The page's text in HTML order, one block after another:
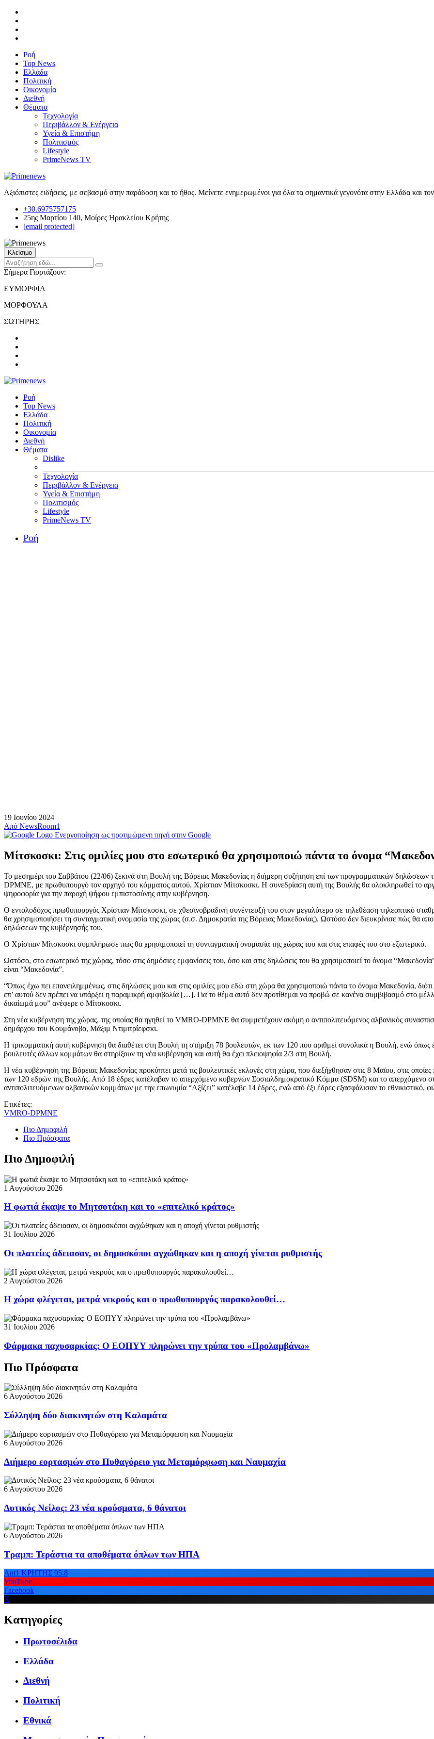
Ροή
Top News
Ελλάδα
Πολιτική
Οικονομία
Διεθνή
Θέματα
Τεχνολογία
Περιβάλλον & Ενέργεια
Υγεία & Επιστήμη
Πολιτισμός
Lifestyle
PrimeNews TV
Αξιόπιστες ειδήσεις, με σεβασμό στην παράδοση και το ήθος. Μείνετε ενημερωμένοι για όλα τα σημαντικά γεγονότα στην Ελλάδα και
+30.6975757175
25ης Μαρτίου 140, Μοίρες Ηρακλείου Κρήτης
[email protected]
Κλείσιμο
Σήμερα Γιορτάζουν:
ΕΥΜΟΡΦΙΑ
ΜΟΡΦΟΥΛΑ
ΣΩΤΗΡΗΣ
Ροή
Top News
Ελλάδα
Πολιτική
Οικονομία
Διεθνή
Θέματα
Dislike
Τεχνολογία
Περιβάλλον & Ενέργεια
Υγεία & Επιστήμη
Πολιτισμός
Lifestyle
PrimeNews TV
Ροή
19 Ιουνίου 2024
Από NewsRoom1
Ενεργοποίηση ως προτιμώμενη πηγή στην Google
Μίτσκοσκι: Στις ομιλίες μου στο εσωτερικό θα χρησιμοποιώ πάντα το όνομα
Το μεσημέρι του Σαββάτου (22/06) ξεκινά στη Βουλή της Βόρειας Μακεδονίας η διήμερη συζήτηση επί των προγραμματικών δηλώσεων
DPMNE, με πρωθυπουργό τον αρχηγό του κόμματος αυτού, Χρίστιαν Μίτσκοσκι. Η συνεδρίαση αυτή της Βουλής θα ολοκληρωθεί το
ψηφοφορία για την παροχή ψήφου εμπιστοσύνης στην κυβέρνηση.
Ο εντολοδόχος πρωθυπουργός Χρίστιαν Μίτσκοσκι, σε χθεσινοβραδινή συνέντευξή του στον μεγαλύτερο σε τηλεθέαση τηλεοπτικό
θα χρησιμοποιήσει τη συνταγματική ονομασία της χώρας (σ.σ. Δημοκρατία της Βόρειας Μακεδονίας). Ωστόσο δεν διευκρίνισε πώς θα
δηλώσεων της κυβέρνησής του.
Ο Χρίστιαν Μίτσκοσκι συμπλήρωσε πως θα χρησιμοποιεί τη συνταγματική ονομασία της χώρας του και στις επαφές του στο εξωτερικό.
Ωστόσο, στο εσωτερικό της χώρας, τόσο στις δημόσιες εμφανίσεις του, όσο και στις δηλώσεις του θα χρησιμοποιεί το όνομα
είναι “Μακεδονία”.
“Όπως έχω πει επανειλημμένως, στις δηλώσεις μου και στις ομιλίες μου εδώ στη χώρα θα χρησιμοποιώ πάντα το όνομα Μακεδονία, διότι
επ’ αυτού δεν πρέπει να υπάρξει η παραμικρή αμφιβολία […]. Για το θέμα αυτό δεν προτίθεμαι να προβώ σε κανένα συμβιβασμό στο
δικαίωμά μου” ανέφερε ο Μίτσκοσκι.
Στη νέα κυβέρνηση της χώρας, της οποίας θα ηγηθεί το VMRO-DPMNE θα συμμετέχουν ακόμη ο αντιπολιτευόμενος αλβανικός
δημάρχου του Κουμάνοβο, Μάξιμ Ντιμιτρίεφσκι.
Η τρικομματική αυτή κυβέρνηση θα διαθέτει στη Βουλή τη στήριξη 78 βουλευτών, εκ των 120 που αριθμεί συνολικά η Βουλή, ενώ όπως
βουλευτές άλλων κομμάτων θα στηρίξουν τη νέα κυβέρνηση και αυτή θα έχει πλειοψηφία 2/3 στη Βουλή.
Η νέα κυβέρνηση της Βόρειας Μακεδονίας προκύπτει μετά τις βουλευτικές εκλογές στη χώρα, που διεξήχθησαν στις 8 Μαϊου, στις
των 120 εδρών της Βουλής. Από 18 έδρες κατέλαβαν το απερχόμενο κυβερνών Σοσιαλδημοκρατικό Κόμμα (SDSM) και το
αντιπολιτευόμενων αλβανικών κομμάτων με την επωνυμία “Αξίζει” κατέλαβε 14 έδρες, ενώ από έξι έδρες εξασφάλισαν το
Ετικέτες:
VMRO-DPMNE
Πιο Δημοφιλή
Πιο Πρόσφατα
Πιο Δημοφιλή
1 Αυγούστου 2026
Η φωτιά έκαψε το Μητσοτάκη και το «επιτελικό κράτος»
31 Ιουλίου 2026
Οι πλατείες άδειασαν, οι δημοσκόποι αγχώθηκαν και η αποχή γίνεται ρυθμιστής
2 Αυγούστου 2026
Η χώρα φλέγεται, μετρά νεκρούς και ο πρωθυπουργός παρακολουθεί…
31 Ιουλίου 2026
Φάρμακα παχυσαρκίας: Ο ΕΟΠΥΥ πληρώνει την τρύπα του «Προλαμβάνω»
Πιο Πρόσφατα
6 Αυγούστου 2026
Σύλληψη δύο διακινητών στη Καλαμάτα
6 Αυγούστου 2026
Διήμερο εορτασμών στο Πυθαγόρειο για Μεταμόρφωση και Ναυμαχία
6 Αυγούστου 2026
Δυτικός Νείλος: 23 νέα κρούσματα, 6 θάνατοι
6 Αυγούστου 2026
Τραμπ: Τεράστια τα αποθέματα όπλων των ΗΠΑ
Ant1 ΚΡΗΤΗΣ 95.8
YouTube
Facebook
X
Κατηγορίες
Πρωτοσέλιδα
Ελλάδα
Διεθνή
Πολιτική
Εθνικά